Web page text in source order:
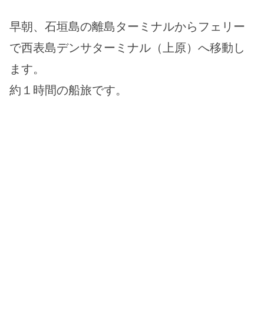
早朝、石垣島の離島ターミナルからフェリー
で西表島デンサターミナル（上原）へ移動し
ます。
約１時間の船旅です。